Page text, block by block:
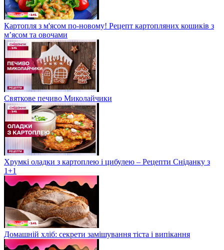
Картопля з м'ясом по-новому! Рецепт картопляних кошиків з
м’ясом та овочами
Святкове печиво Миколайчики
Хрумкі оладки з картоплею і цибулею – Рецепти Сніданку з
1+1
Домашній хліб: секрети замішування тіста і випікання